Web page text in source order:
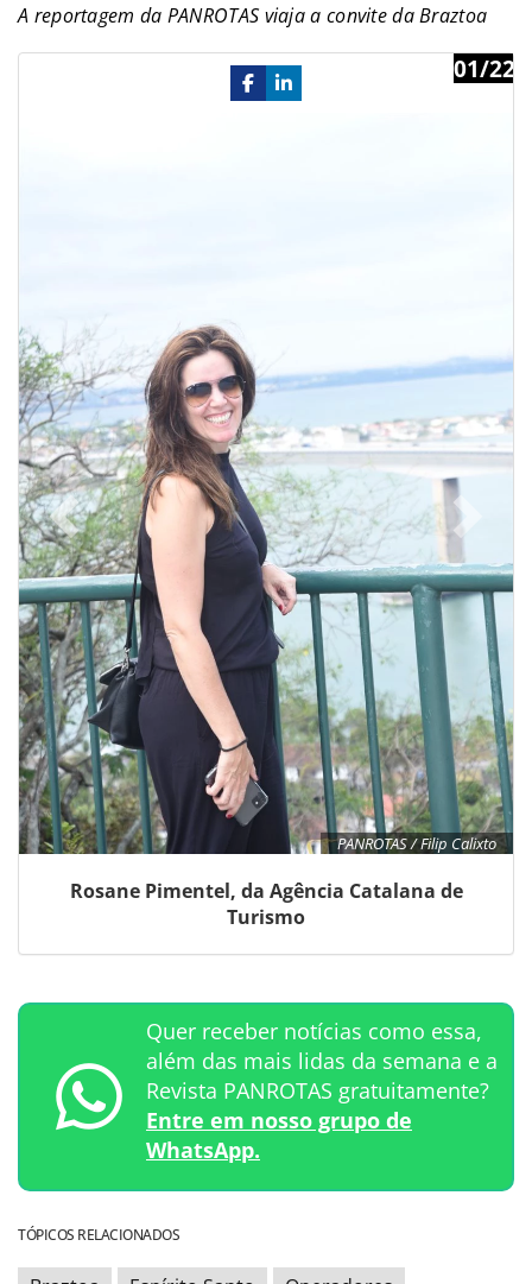
A reportagem da PANROTAS viaja a convite da Braztoa
PANROTAS / Filip Calixto
01/22
Rosane Pimentel, da Agência Catalana de
Turismo
Previous
Quer receber notícias como essa,
além das mais lidas da semana e a
Revista PANROTAS gratuitamente?
Entre em nosso grupo de
WhatsApp.
TÓPICOS RELACIONADOS